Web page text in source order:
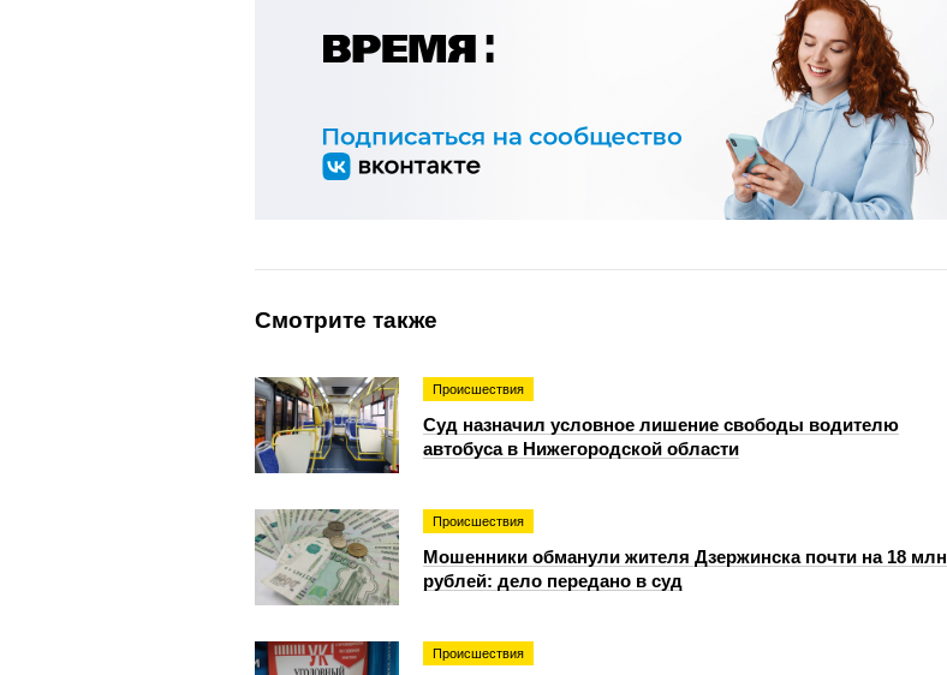
Смотрите также
Происшествия
Суд назначил условное лишение свободы водителю
автобуса в Нижегородской области
Происшествия
Мошенники обманули жителя Дзержинска почти на 18 млн
рублей: дело передано в суд
Происшествия